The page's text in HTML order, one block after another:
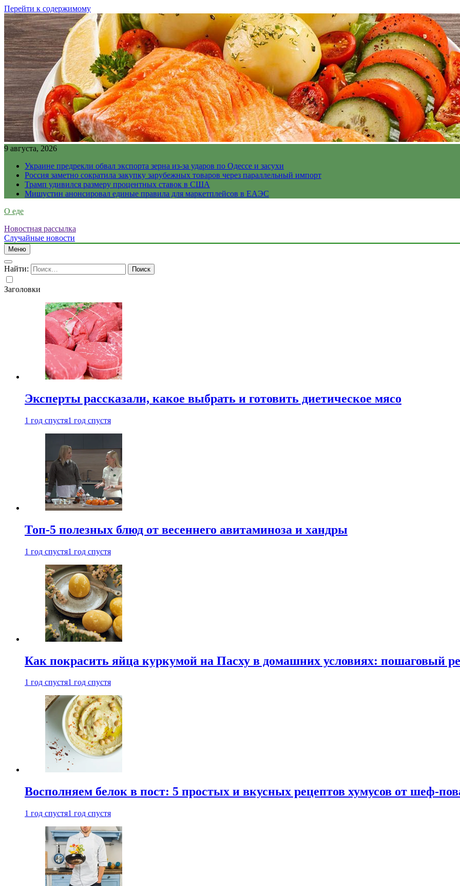
Перейти к содержимому
9 августа, 2026
Украине предрекли обвал экспорта зерна из-за ударов по Одессе и засухи
Россия заметно сократила закупку зарубежных товаров через параллельный импорт
Трамп удивился размеру процентных ставок в США
Мишустин анонсировал единые правила для маркетплейсов в ЕАЭС
О еде
Новостная рассылка
Случайные новости
Меню
Найти:
Заголовки
Эксперты рассказали, какое выбрать и готовить диетическое мясо
1 год спустя1 год спустя
Топ-5 полезных блюд от весеннего авитаминоза и хандры
1 год спустя1 год спустя
Как покрасить яйца куркумой на Пасху в домашних условиях: пошаговый
1 год спустя1 год спустя
Восполняем белок в пост: 5 простых и вкусных рецептов хумусов от шеф-
1 год спустя1 год спустя